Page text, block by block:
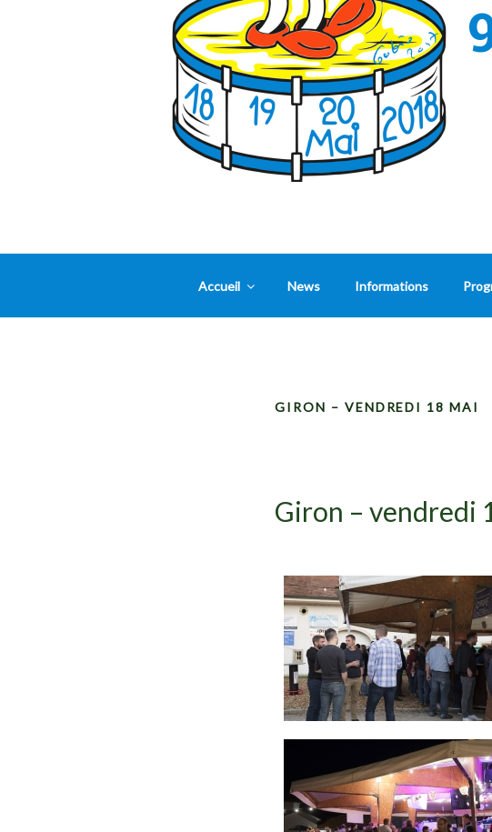
Accueil News Informations
GIRON – VENDREDI 18 MAI
Giron – vendredi